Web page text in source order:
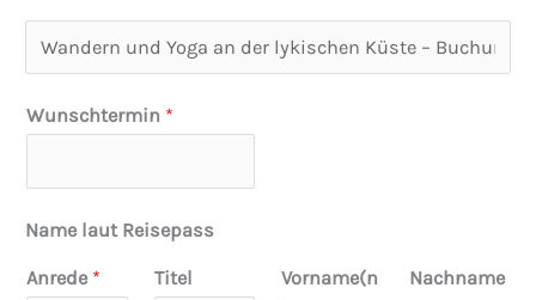
e
i
t
Wunschtermin *
Name laut Reisepass
Anrede * Titel
Vorname(n
Nachname